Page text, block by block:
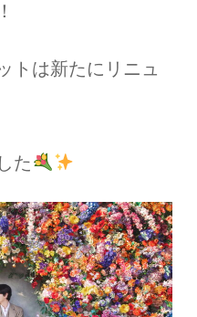
トは新たにリニュ
た